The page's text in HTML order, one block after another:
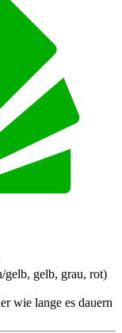
gelb, gelb, grau, rot)
wie lange es dauern